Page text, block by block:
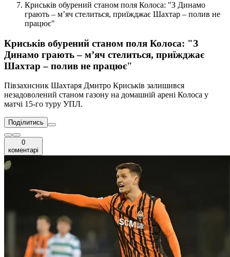
Криськів обурений станом поля Колоса: "З Динамо
грають – м’яч стелиться, приїжджає Шахтар – полив не
працює"
Криськів обурений станом поля Колоса: "З
Динамо грають – м’яч стелиться, приїжджає
Шахтар – полив не працює"
Півзахисник Шахтаря Дмитро Криськів залишився
незадоволений станом газону на домашній арені Колоса у
матчі 15-го туру УПЛ.
Поділитись
0
коментарі